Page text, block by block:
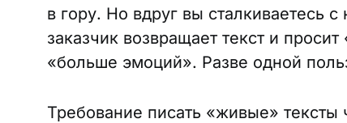
в гору. Но вдруг вы сталкиваетесь
заказчик возвращает текст и
«больше эмоций». Разве одной
Требование писать «живые» тексты